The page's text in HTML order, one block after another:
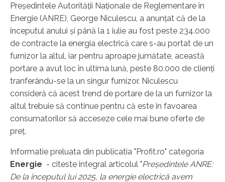
Președintele Autorității Naționale de Reglementare în
Energie (ANRE), George Niculescu, a anunțat că de la
începutul anului și până la 1 iulie au fost peste 234.000
de contracte la energia electrică care s-au portat de un
furnizor la altul, iar pentru aproape jumătate, această
portare a avut loc în ultima lună, peste 80.000 de clienți
tranferându-se la un singur furnizor. Niculescu
consideră că acest trend de portare de la un furnizor la
altul trebuie să continue pentru că este în favoarea
consumatorilor să acceseze cele mai bune oferte de
preț.
Informatie preluata din publicatia "Profit.ro" categoria
Energie - citeste integral articolul "Președintele ANRE:
De la începutul lui 2025, la energie electrică avem